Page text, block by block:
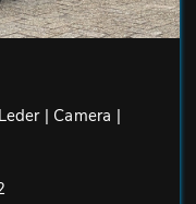
| Camera |